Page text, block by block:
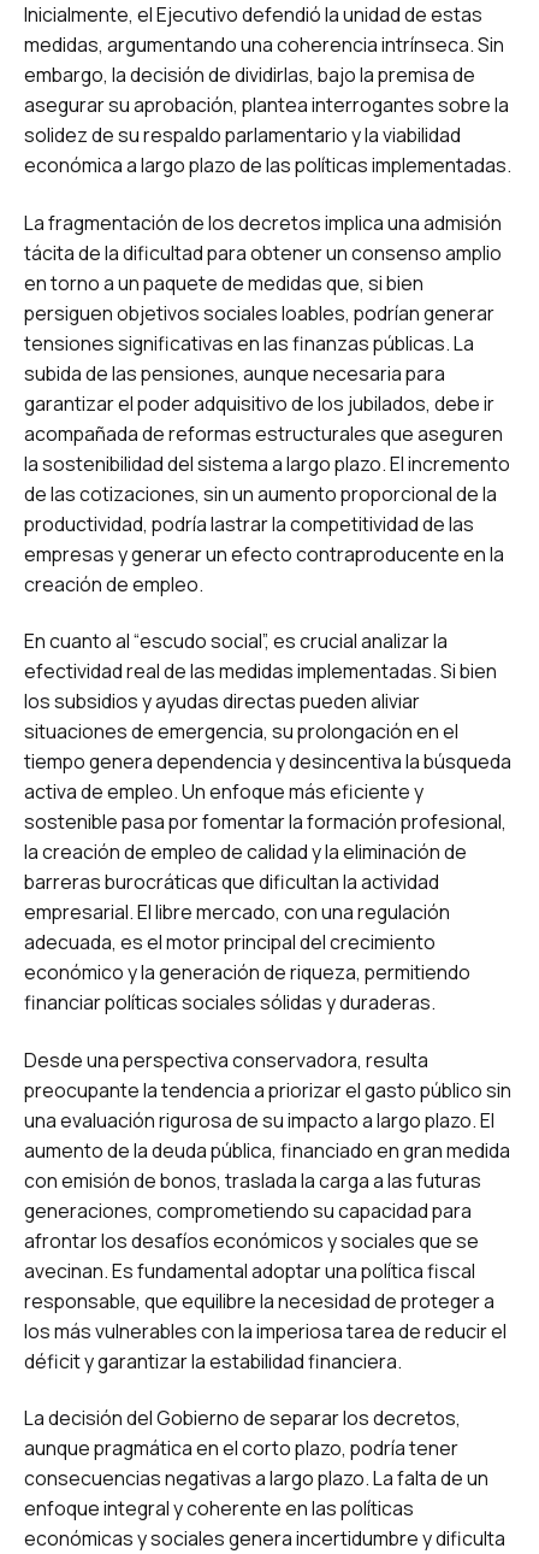
Inicialmente, el Ejecutivo defendió la unidad de estas
medidas, argumentando una coherencia intrínseca. Sin
embargo, la decisión de dividirlas, bajo la premisa de
asegurar su aprobación, plantea interrogantes sobre la
solidez de su respaldo parlamentario y la viabilidad
económica a largo plazo de las políticas implementadas.
La fragmentación de los decretos implica una admisión
tácita de la dificultad para obtener un consenso amplio
en torno a un paquete de medidas que, si bien
persiguen objetivos sociales loables, podrían generar
tensiones significativas en las finanzas públicas. La
subida de las pensiones, aunque necesaria para
garantizar el poder adquisitivo de los jubilados, debe ir
acompañada de reformas estructurales que aseguren
la sostenibilidad del sistema a largo plazo. El incremento
de las cotizaciones, sin un aumento proporcional de la
productividad, podría lastrar la competitividad de las
empresas y generar un efecto contraproducente en la
creación de empleo.
En cuanto al “escudo social”, es crucial analizar la
efectividad real de las medidas implementadas. Si bien
los subsidios y ayudas directas pueden aliviar
situaciones de emergencia, su prolongación en el
tiempo genera dependencia y desincentiva la búsqueda
activa de empleo. Un enfoque más eficiente y
sostenible pasa por fomentar la formación profesional,
la creación de empleo de calidad y la eliminación de
barreras burocráticas que dificultan la actividad
empresarial. El libre mercado, con una regulación
adecuada, es el motor principal del crecimiento
económico y la generación de riqueza, permitiendo
financiar políticas sociales sólidas y duraderas.
Desde una perspectiva conservadora, resulta
preocupante la tendencia a priorizar el gasto público sin
una evaluación rigurosa de su impacto a largo plazo. El
aumento de la deuda pública, financiado en gran medida
con emisión de bonos, traslada la carga a las futuras
generaciones, comprometiendo su capacidad para
afrontar los desafíos económicos y sociales que se
avecinan. Es fundamental adoptar una política fiscal
responsable, que equilibre la necesidad de proteger a
los más vulnerables con la imperiosa tarea de reducir el
déficit y garantizar la estabilidad financiera.
La decisión del Gobierno de separar los decretos,
aunque pragmática en el corto plazo, podría tener
consecuencias negativas a largo plazo. La falta de un
enfoque integral y coherente en las políticas
económicas y sociales genera incertidumbre y dificulta